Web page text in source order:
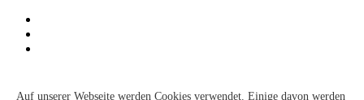
Auf unserer Webseite werden Cookies verwendet. Einige davon werden